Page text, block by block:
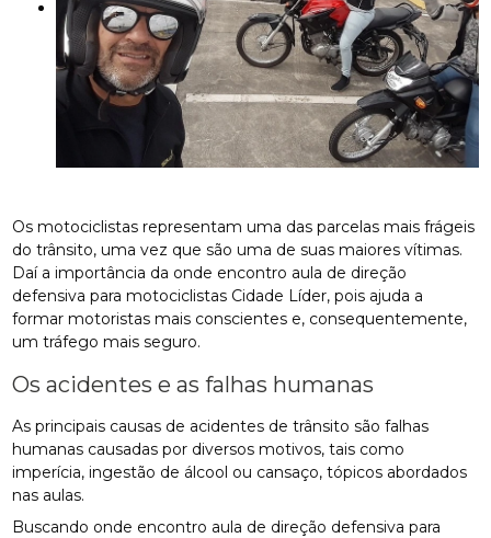
Os motociclistas representam uma das parcelas mais frágeis
do trânsito, uma vez que são uma de suas maiores vítimas.
Daí a importância da onde encontro aula de direção
defensiva para motociclistas Cidade Líder, pois ajuda a
formar motoristas mais conscientes e, consequentemente,
um tráfego mais seguro.
Os acidentes e as falhas humanas
As principais causas de acidentes de trânsito são falhas
humanas causadas por diversos motivos, tais como
imperícia, ingestão de álcool ou cansaço, tópicos abordados
nas aulas.
Buscando onde encontro aula de direção defensiva para